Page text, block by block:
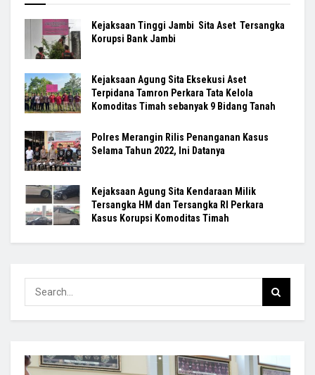
Kejaksaan Tinggi Jambi Sita Aset Tersangka
Korupsi Bank Jambi
Kejaksaan Agung Sita Eksekusi Aset
Terpidana Tamron Perkara Tata Kelola
Komoditas Timah sebanyak 9 Bidang Tanah
Polres Merangin Rilis Penanganan Kasus
Selama Tahun 2022, Ini Datanya
Kejaksaan Agung Sita Kendaraan Milik
Tersangka HM dan Tersangka RI Perkara
Kasus Korupsi Komoditas Timah